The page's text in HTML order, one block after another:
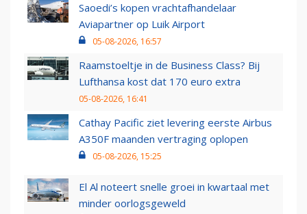
Saoedi’s kopen vrachtafhandelaar
Aviapartner op Luik Airport
05-08-2026, 16:57
Raamstoeltje in de Business Class? Bij
Lufthansa kost dat 170 euro extra
05-08-2026, 16:41
Cathay Pacific ziet levering eerste Airbus
A350F maanden vertraging oplopen
05-08-2026, 15:25
El Al noteert snelle groei in kwartaal met
minder oorlogsgeweld